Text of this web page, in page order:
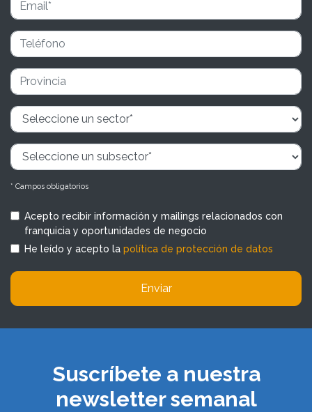
* Campos obligatorios
Acepto recibir información y mailings relacionados con
franquicia y oportunidades de negocio
He leído y acepto la política de protección de datos
Enviar
Suscríbete a nuestra
newsletter semanal